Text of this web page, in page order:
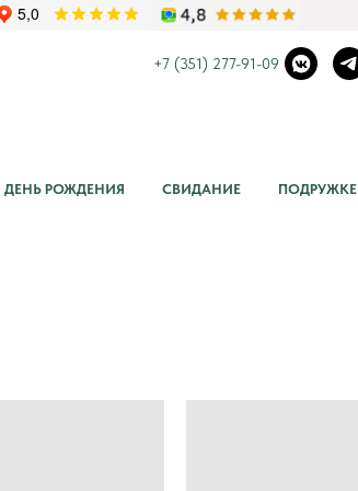
+7 (351) 277-91-09
ДЕНЬ РОЖДЕНИЯ СВИДАНИЕ ПОДРУЖКЕ